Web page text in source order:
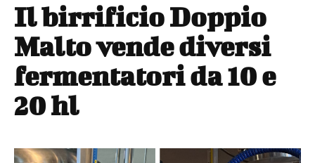
Il birrificio Doppio
Malto vende diversi
fermentatori da 10 e
20 hl